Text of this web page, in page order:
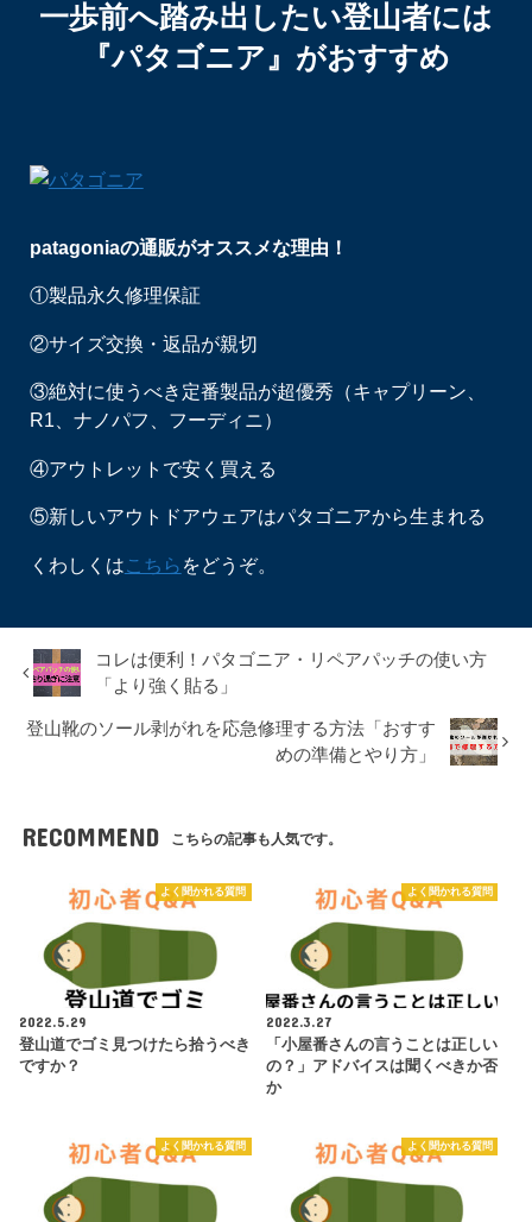
一歩前へ踏み出したい登山者には
『パタゴニア』がおすすめ
patagoniaの通販がオススメな理由！
①製品永久修理保証
②サイズ交換・返品が親切
③絶対に使うべき定番製品が超優秀（キャプリーン、
R1、ナノパフ、フーディニ）
④アウトレットで安く買える
⑤新しいアウトドアウェアはパタゴニアから生まれる
くわしくはこちら をどうぞ。
コレは便利！パタゴニア・リペアパッチの使い方
「より強く貼る」
登山靴のソール剥がれを応急修理する方法「おすす
めの準備とやり方」
RECOMMEND こちらの記事も人気です。
よく聞かれる質問
2022.5.29
登山道でゴミ見つけたら拾うべき
ですか？
よく聞かれる質問
2022.3.27
「小屋番さんの言うことは正しい
の？」アドバイスは聞くべきか否
か
よく聞かれる質問 よく聞かれる質問